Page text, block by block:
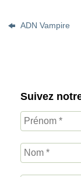
ADN Vampire
Suivez